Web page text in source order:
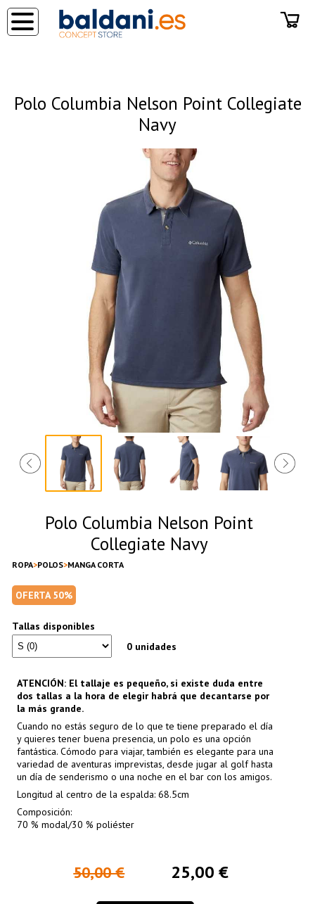
Polo Columbia Nelson Point Collegiate
Navy
Polo Columbia Nelson Point
Collegiate Navy
ROPA POLOS MANGA CORTA
OFERTA 50%
Tallas disponibles
0 unidades
ATENCIÓN: El tallaje es pequeño, si existe duda entre
dos tallas a la hora de elegir habrá que decantarse por
la más grande.
Cuando no estás seguro de lo que te tiene preparado el día
y quieres tener buena presencia, un polo es una opción
fantástica. Cómodo para viajar, también es elegante para una
variedad de aventuras imprevistas, desde jugar al golf hasta
un día de senderismo o una noche en el bar con los amigos.
Longitud al centro de la espalda: 68.5cm
Composición:
70 % modal/30 % poliéster
50,00 € 25,00 €